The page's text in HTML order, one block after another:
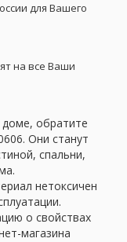
для Вашего
на все Ваши
обратите
Они станут
спальни,
нетоксичен
о свойствах
магазина